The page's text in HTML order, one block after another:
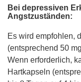
Bei depressiven
Angstzuständen:
Es wird empfohlen,
(entsprechend 50
Wenn erforderlich,
Hartkapseln